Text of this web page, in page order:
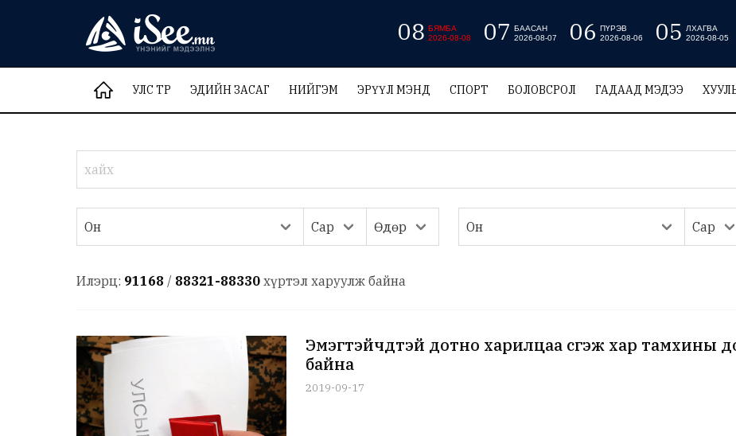
08 БЯМБА
2026-08-08
07 БААСАН
2026-08-07
06 ПҮРЭВ
2026-08-06
05
ЛХАГВА
2026-08-05
УЛС ТӨР ЭДИЙН ЗАСАГ НИЙГЭМ ЭРҮҮЛ МЭНД СПОРТ БОЛОВСРОЛ ГАДААД МЭДЭЭ
Илэрц: 91168 / 88321-88330 хүртэл харуулж байна
Эмэгтэйчүүдтэй дотно харилцаа үүсгэж хар
байна
2019-09-17